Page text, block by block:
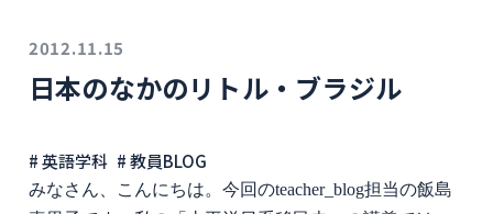
2012.11.15
日本のなかのリトル・ブラジル
# 英語学科 # 教員BLOG
みなさん、こんにちは。今回のteacher_blog担当の飯島